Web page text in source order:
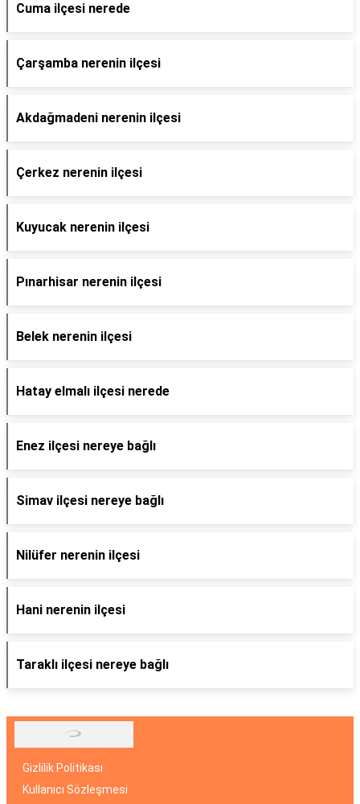
Cuma ilçesi nerede
Çarşamba nerenin ilçesi
Akdağmadeni nerenin ilçesi
Çerkez nerenin ilçesi
Kuyucak nerenin ilçesi
Pınarhisar nerenin ilçesi
Belek nerenin ilçesi
Hatay elmalı ilçesi nerede
Enez ilçesi nereye bağlı
Simav ilçesi nereye bağlı
Nilüfer nerenin ilçesi
Hani nerenin ilçesi
Taraklı ilçesi nereye bağlı
Gizlilik Politikası
Kullanıcı Sözleşmesi